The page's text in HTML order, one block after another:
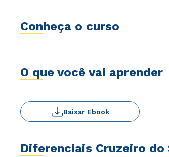
Conheça o curso
O que você vai aprender
Baixar Ebook
Diferenciais Cruzeiro do